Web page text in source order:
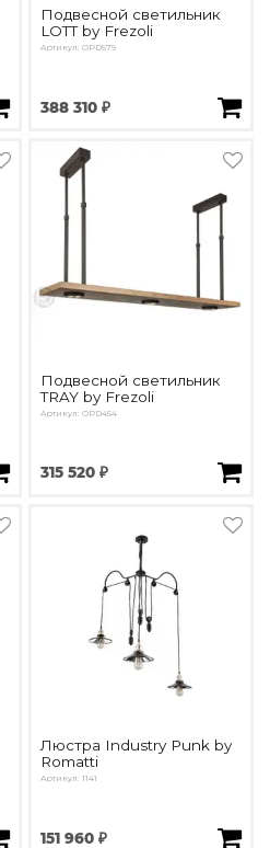
Подвесной светильник
LOTT by Frezoli
Артикул: OPD579
388 310 ₽
Подвесной светильник
TRAY by Frezoli
Артикул: OPD454
315 520 ₽
Люстра Industry Punk by
Romatti
Артикул: 1141
151 960 ₽